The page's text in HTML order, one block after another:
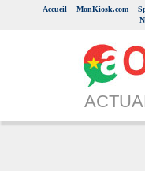
Accueil MonKiosk.com